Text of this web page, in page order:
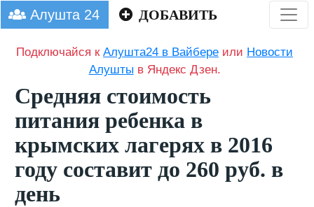
Алушта 24 ДОБАВИТЬ
Подключайся кАлушта24 в Вайбере или Новости
Алушты в Яндекс Дзен.
Средняя стоимость
питания ребенка в
крымских лагерях в 2016
году составит до 260 руб. в
день